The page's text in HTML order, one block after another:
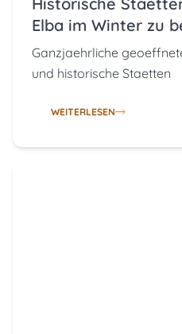
Elba im Winter zu
Ganzjaehrliche
und historische Staetten
WEITERLESEN